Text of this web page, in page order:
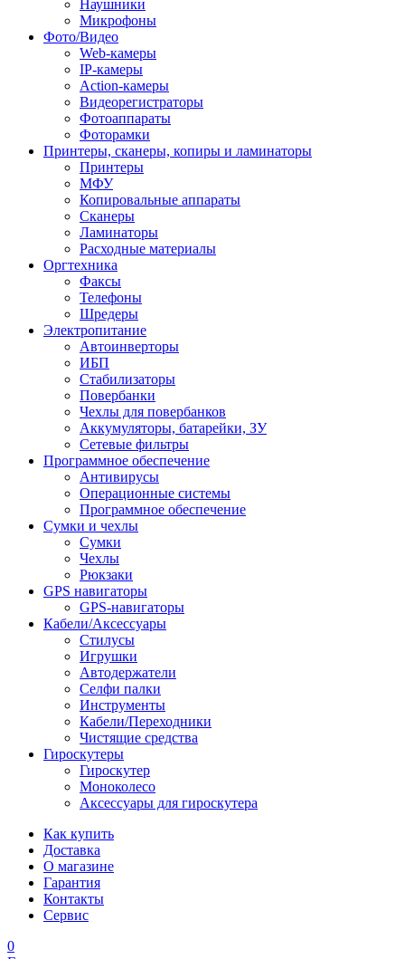
Наушники
Микрофоны
Фото/Видео
Web-камеры
IP-камеры
Action-камеры
Видеорегистраторы
Фотоаппараты
Фоторамки
Принтеры, сканеры, копиры и ламинаторы
Принтеры
МФУ
Копировальные аппараты
Сканеры
Ламинаторы
Расходные материалы
Оргтехника
Факсы
Телефоны
Шредеры
Электропитание
Автоинверторы
ИБП
Стабилизаторы
Повербанки
Чехлы для повербанков
Аккумуляторы, батарейки, ЗУ
Сетевые фильтры
Программное обеспечение
Антивирусы
Операционные системы
Программное обеспечение
Сумки и чехлы
Сумки
Чехлы
Рюкзаки
GPS навигаторы
GPS-навигаторы
Кабели/Аксессуары
Стилусы
Игрушки
Автодержатели
Селфи палки
Инструменты
Кабели/Переходники
Чистящие средства
Гироскутеры
Гироскутер
Моноколесо
Аксессуары для гироскутера
Как купить
Доставка
О магазине
Гарантия
Контакты
Сервис
0